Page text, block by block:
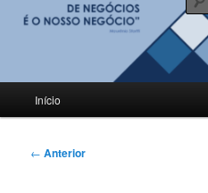
BLOG M.Stortti
principal
Início
Navegação
← Anterior